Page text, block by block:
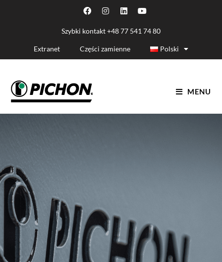
Szybki kontakt+48 77 541 74 80
Extranet Części zamienne Polski
MENU